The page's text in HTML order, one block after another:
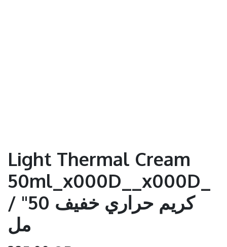
Light Thermal Cream
50ml_x000D__x000D_
/ "كريم حراري خفيف 50
مل